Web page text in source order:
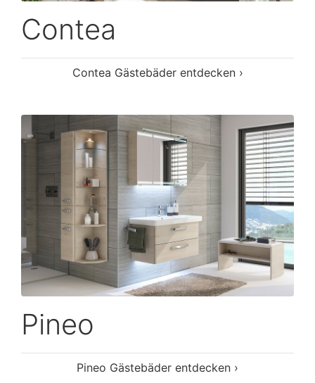
Contea
Contea Gästebäder entdecken ›
Pineo
Pineo Gästebäder entdecken ›